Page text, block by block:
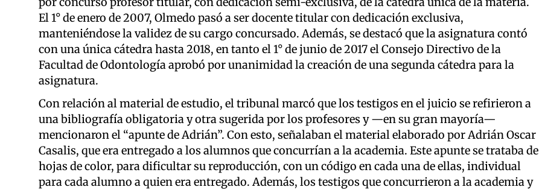
El 1° de enero de 2007, Olmedo pasó a ser docente titular con dedicación exclusiva,
manteniéndose la validez de su cargo concursado. Además, se destacó que la asignatura contó
con una única cátedra hasta 2018, en tanto el 1° de junio de 2017 el Consejo Directivo de la
Facultad de Odontología aprobó por unanimidad la creación de una segunda cátedra para la
asignatura.
Con relación al material de estudio, el tribunal marcó que los testigos en el juicio se refirieron a
una bibliografía obligatoria y otra sugerida por los profesores y —en su gran mayoría—
mencionaron el “apunte de Adrián”. Con esto, señalaban el material elaborado por Adrián Oscar
Casalis, que era entregado a los alumnos que concurrían a la academia. Este apunte se trataba de
hojas de color, para dificultar su reproducción, con un código en cada una de ellas, individual
para cada alumno a quien era entregado. Además, los testigos que concurrieron a la academia y